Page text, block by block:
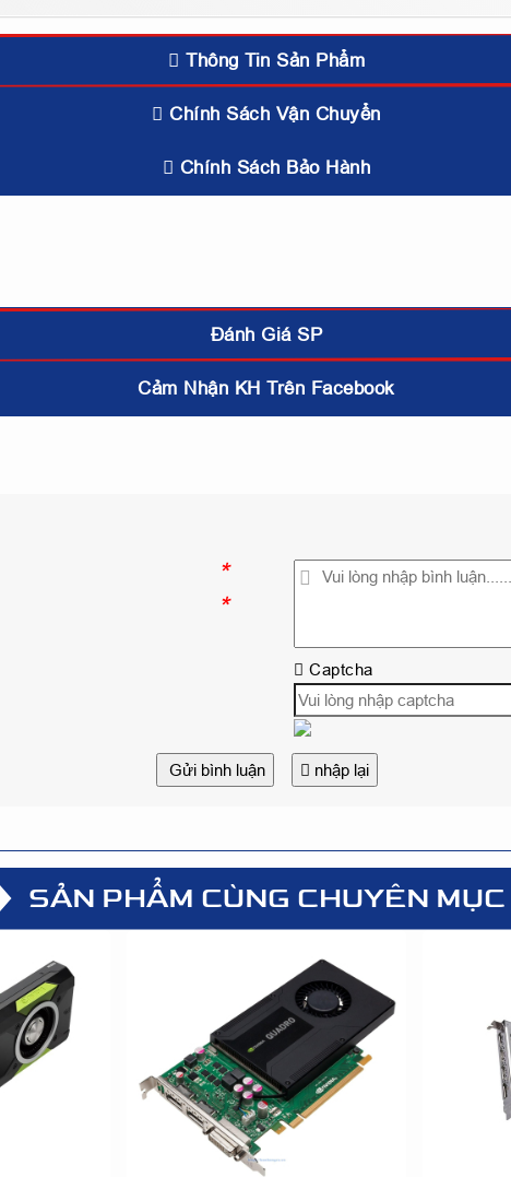
Thông Tin Sản Phẩm
Chính Sách Vận Chuyển
Chính Sách Bảo Hành
Đánh Giá SP
Cảm Nhận KH Trên Facebook
*
*
Captcha
Gửi bình luận nhập lại
SẢN PHẨM CÙNG CHUYÊN MỤC